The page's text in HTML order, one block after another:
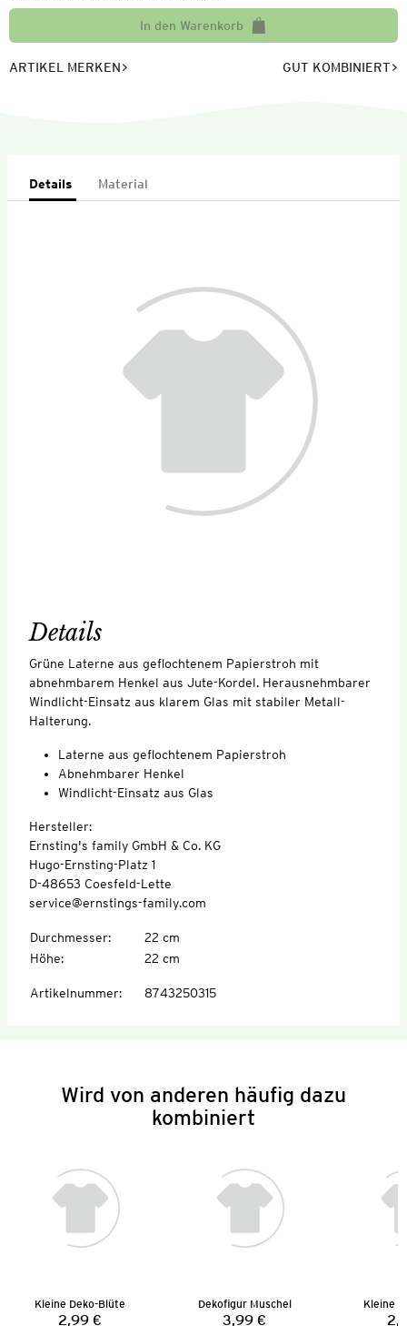
In den Warenkorb
ARTIKEL MERKEN GUT KOMBINIERT
Details Material
Details
Grüne Laterne aus geflochtenem Papierstroh mit
abnehmbarem Henkel aus Jute-Kordel. Herausnehmbarer
Windlicht-Einsatz aus klarem Glas mit stabiler Metall-
Halterung.
Laterne aus geflochtenem Papierstroh
Abnehmbarer Henkel
Windlicht-Einsatz aus Glas
Hersteller:
Ernsting's family GmbH & Co. KG
Hugo-Ernsting-Platz 1
D-48653 Coesfeld-Lette
service@ernstings-family.com
Durchmesser:
22 cm
Höhe: 22 cm
Artikelnummer: 8743250315
Wird von anderen häufig dazu
kombiniert
Kleine Deko-Blüte
2,99 €
Dekofigur Muschel
3,99 €
Kleine